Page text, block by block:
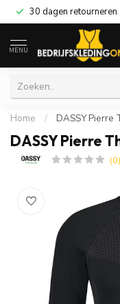
30 dagen retourneren
MENU
Home / DASSY Pierre
DASSY Pierre
(0)